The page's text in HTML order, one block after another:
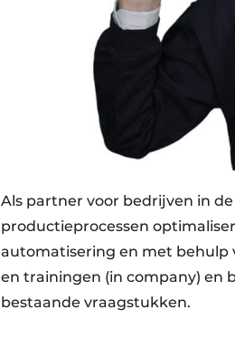
Als partner voor bedrijven in
productieprocessen
automatisering en met behulp
en trainingen (in company) en
bestaande vraagstukken.